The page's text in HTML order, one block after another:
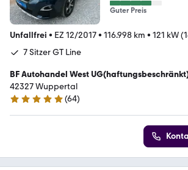
Guter Preis
Unfallfrei • EZ 12/2017• 116.998 km • 121 kW
7 Sitzer GT Line
BF Autohandel West
42327 Wuppertal
4.9 Sterne
(64)